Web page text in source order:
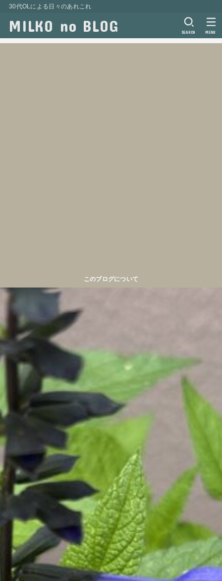
30代OLによる日々のあれこれ
MILKO no BLOG SEARCH MENU
このブログについて